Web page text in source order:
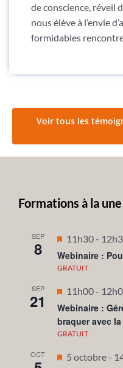
de conscience, réveil
nous élève à l’envie
formidables
Voir tous les
Formations à la une
SEP
8
Mis
en
avant
11h30-
Webinaire :
GRATUIT
SEP
21
Mis
en
avant
11h00-
Webinaire :
braquer avec la
GRATUIT
OCT
Mis
5 octobre-